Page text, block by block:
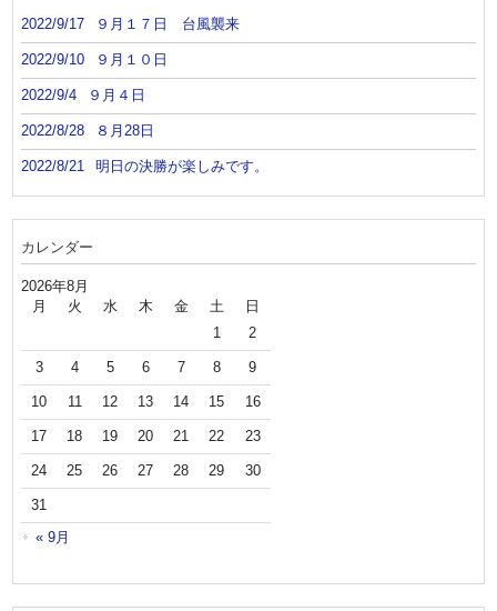
2022/9/17 ９月１７日 台風襲来
2022/9/10 ９月１０日
2022/9/4 ９月４日
2022/8/28 ８月28日
2022/8/21 明日の決勝が楽しみです。
カレンダー
2026年8月
月 火 水 木 金 土
日
1
2
3 4 5 6 7 8 9
10 11 12 13 14 15 16
17 18 19 20 21 22 23
24 25 26 27 28 29 30
31
« 9月